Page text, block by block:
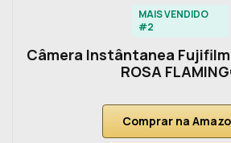
MAIS VENDIDO
#2
Câmera Instântanea
ROSA
Comprar na